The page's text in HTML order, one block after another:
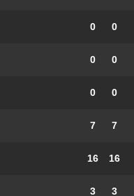
0 0
0 0
0 0
7 7
16 16
3 3